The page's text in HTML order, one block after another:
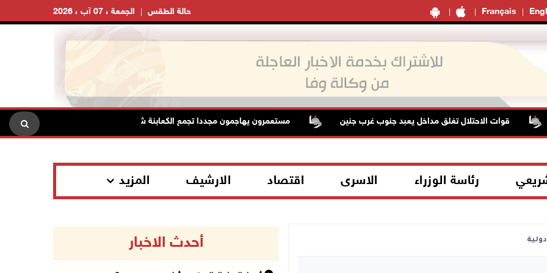
Français الجمعة ، 07 آب ، 2026 حالة الطقس
قوات الاحتلال تغلق مداخل يعبد جنوب غرب جنين مستعمرون يهاجمون مجددا تجمع الكعابنة شرق الطيبة برام الله الرئاسة
رئاسة الوزراء الاسرى اقتصاد الارشيف المزيد
أحدث الاخبار